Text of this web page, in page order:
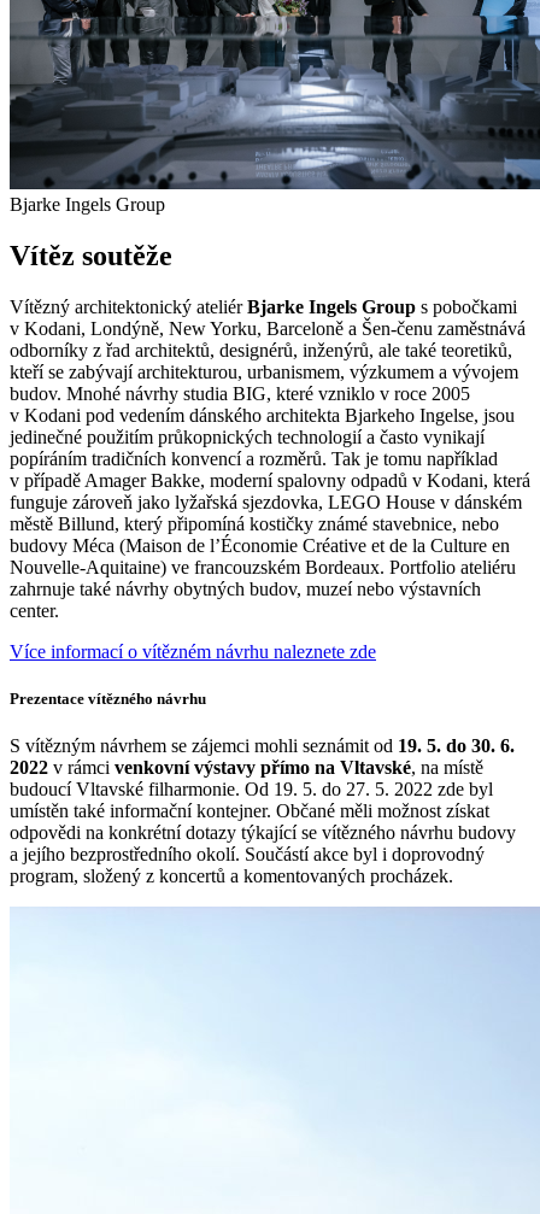
Bjarke Ingels Group
Vítěz soutěže
Vítězný architektonický ateliérBjarke Ingels Group s pobočkami
v Kodani, Londýně, New Yorku, Barceloně a Šen-čenu zaměstnává
odborníky z řad architektů, designérů, inženýrů, ale také teoretiků,
kteří se zabývají architekturou, urbanismem, výzkumem a vývojem
budov. Mnohé návrhy studia BIG, které vzniklo v roce 2005
v Kodani pod vedením dánského architekta Bjarkeho Ingelse, jsou
jedinečné použitím průkopnických technologií a často vynikají
popíráním tradičních konvencí a rozměrů. Tak je tomu například
v případě Amager Bakke, moderní spalovny odpadů v Kodani, která
funguje zároveň jako lyžařská sjezdovka, LEGO House v dánském
městě Billund, který připomíná kostičky známé stavebnice, nebo
budovy Méca (Maison de l’Économie Créative et de la Culture en
Nouvelle-Aquitaine) ve francouzském Bordeaux. Portfolio ateliéru
zahrnuje také návrhy obytných budov, muzeí nebo výstavních
center.
Více informací o vítězném návrhu naleznete zde
Prezentace vítězného návrhu
S vítězným návrhem se zájemci mohli seznámit od 19. 5. do 30. 6.
2022 v rámci venkovní výstavy přímo na Vltavské, na místě
budoucí Vltavské filharmonie. Od 19. 5. do 27. 5. 2022 zde byl
umístěn také informační kontejner. Občané měli možnost získat
odpovědi na konkrétní dotazy týkající se vítězného návrhu budovy
a jejího bezprostředního okolí. Součástí akce byl i doprovodný
program, složený z koncertů a komentovaných procházek.